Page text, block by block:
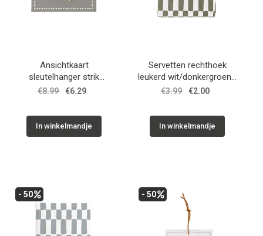
Ansichtkaart
sleutelhanger strik
wit/goud / Zusss
€8.99 €6.29
In winkelmandje
Servetten rechthoek
leukerd wit/donkergroen /
Zusss
€3.99 €2.00
In winkelmandje
- 50 - 50